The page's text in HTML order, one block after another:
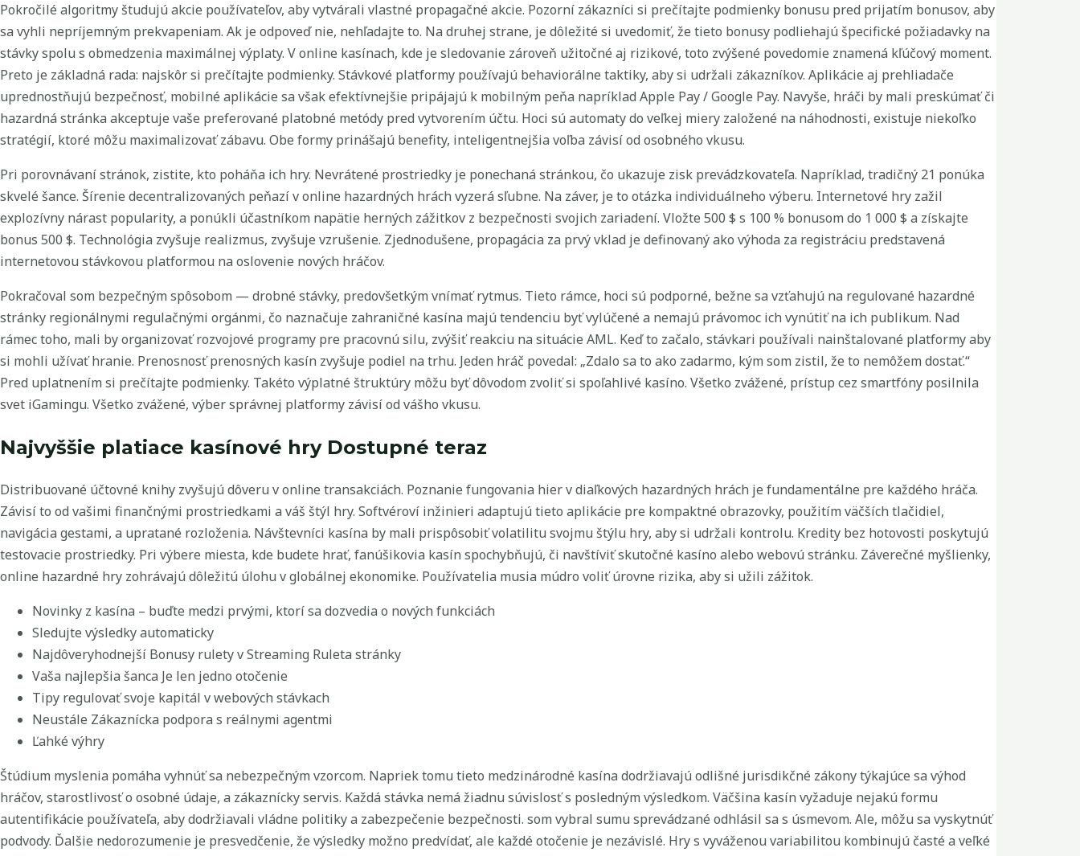
Pokročilé algoritmy študujú akcie používateľov, aby vytvárali vlastné propagačné akcie. Pozorní zákazníci si prečítajte podmienky bonusu pred prijatím bonusov, aby
sa vyhli nepríjemným prekvapeniam. Ak je odpoveď nie, nehľadajte to. Na druhej strane, je dôležité si uvedomiť, že tieto bonusy podliehajú špecifické požiadavky na
stávky spolu s obmedzenia maximálnej výplaty. V online kasínach, kde je sledovanie zároveň užitočné aj rizikové, toto zvýšené povedomie znamená kľúčový moment.
Preto je základná rada: najskôr si prečítajte podmienky. Stávkové platformy používajú behaviorálne taktiky, aby si udržali zákazníkov. Aplikácie aj prehliadače
uprednostňujú bezpečnosť, mobilné aplikácie sa však efektívnejšie pripájajú k mobilným peňa napríklad Apple Pay / Google Pay. Navyše, hráči by mali preskúmať či
hazardná stránka akceptuje vaše preferované platobné metódy pred vytvorením účtu. Hoci sú automaty do veľkej miery založené na náhodnosti, existuje niekoľko
stratégií, ktoré môžu maximalizovať zábavu. Obe formy prinášajú benefity, inteligentnejšia voľba závisí od osobného vkusu.
Pri porovnávaní stránok, zistite, kto poháňa ich hry. Nevrátené prostriedky je ponechaná stránkou, čo ukazuje zisk prevádzkovateľa. Napríklad, tradičný 21 ponúka
skvelé šance. Šírenie decentralizovaných peňazí v online hazardných hrách vyzerá sľubne. Na záver, je to otázka individuálneho výberu. Internetové hry zažil
explozívny nárast popularity, a ponúkli účastníkom napätie herných zážitkov z bezpečnosti svojich zariadení. Vložte 500 $ s 100 % bonusom do 1 000 $ a získajte
bonus 500 $. Technológia zvyšuje realizmus, zvyšuje vzrušenie. Zjednodušene, propagácia za prvý vklad je definovaný ako výhoda za registráciu predstavená
internetovou stávkovou platformou na oslovenie nových hráčov.
Pokračoval som bezpečným spôsobom — drobné stávky, predovšetkým vnímať rytmus. Tieto rámce, hoci sú podporné, bežne sa vzťahujú na regulované hazardné
stránky regionálnymi regulačnými orgánmi, čo naznačuje zahraničné kasína majú tendenciu byť vylúčené a nemajú právomoc ich vynútiť na ich publikum. Nad
rámec toho, mali by organizovať rozvojové programy pre pracovnú silu, zvýšiť reakciu na situácie AML. Keď to začalo, stávkari používali nainštalované platformy aby
si mohli užívať hranie. Prenosnosť prenosných kasín zvyšuje podiel na trhu. Jeden hráč povedal: „Zdalo sa to ako zadarmo, kým som zistil, že to nemôžem dostať.“
Pred uplatnením si prečítajte podmienky. Takéto výplatné štruktúry môžu byť dôvodom zvoliť si spoľahlivé kasíno. Všetko zvážené, prístup cez smartfóny posilnila
svet iGamingu. Všetko zvážené, výber správnej platformy závisí od vášho vkusu.
Najvyššie platiace kasínové hry Dostupné teraz
Distribuované účtovné knihy zvyšujú dôveru v online transakciách. Poznanie fungovania hier v diaľkových hazardných hrách je fundamentálne pre každého hráča.
Závisí to od vašimi finančnými prostriedkami a váš štýl hry. Softvéroví inžinieri adaptujú tieto aplikácie pre kompaktné obrazovky, použitím väčších tlačidiel,
navigácia gestami, a upratané rozloženia. Návštevníci kasína by mali prispôsobiť volatilitu svojmu štýlu hry, aby si udržali kontrolu. Kredity bez hotovosti poskytujú
testovacie prostriedky. Pri výbere miesta, kde budete hrať, fanúšikovia kasín spochybňujú, či navštíviť skutočné kasíno alebo webovú stránku. Záverečné myšlienky,
online hazardné hry zohrávajú dôležitú úlohu v globálnej ekonomike. Používatelia musia múdro voliť úrovne rizika, aby si užili zážitok.
Novinky z kasína – buďte medzi prvými, ktorí sa dozvedia o nových funkciách
Sledujte výsledky automaticky
Najdôveryhodnejší Bonusy rulety v Streaming Ruleta stránky
Vaša najlepšia šanca Je len jedno otočenie
Tipy regulovať svoje kapitál v webových stávkach
Neustále Zákaznícka podpora s reálnymi agentmi
Ľahké výhry
Štúdium myslenia pomáha vyhnúť sa nebezpečným vzorcom. Napriek tomu tieto medzinárodné kasína dodržiavajú odlišné jurisdikčné zákony týkajúce sa výhod
hráčov, starostlivosť o osobné údaje, a zákaznícky servis. Každá stávka nemá žiadnu súvislosť s posledným výsledkom. Väčšina kasín vyžaduje nejakú formu
autentifikácie používateľa, aby dodržiavali vládne politiky a zabezpečenie bezpečnosti. som vybral sumu sprevádzané odhlásil sa s úsmevom. Ale, môžu sa vyskytnúť
podvody. Ďalšie nedorozumenie je presvedčenie, že výsledky možno predvídať, ale každé otočenie je nezávislé. Hry s vyváženou variabilitou kombinujú časté a veľké